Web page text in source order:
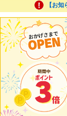
【お